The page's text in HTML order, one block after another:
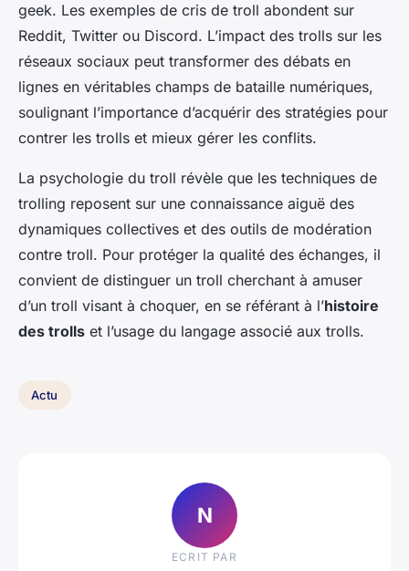
geek. Les exemples de cris de troll abondent sur
Reddit, Twitter ou Discord. L’impact des trolls sur les
réseaux sociaux peut transformer des débats en
lignes en véritables champs de bataille numériques,
soulignant l’importance d’acquérir des stratégies pour
contrer les trolls et mieux gérer les conflits.
La psychologie du troll révèle que les techniques de
trolling reposent sur une connaissance aiguë des
dynamiques collectives et des outils de modération
contre troll. Pour protéger la qualité des échanges, il
convient de distinguer un troll cherchant à amuser
d’un troll visant à choquer, en se référant à l’histoire
des trolls et l’usage du langage associé aux trolls.
Actu
N
ECRIT PAR